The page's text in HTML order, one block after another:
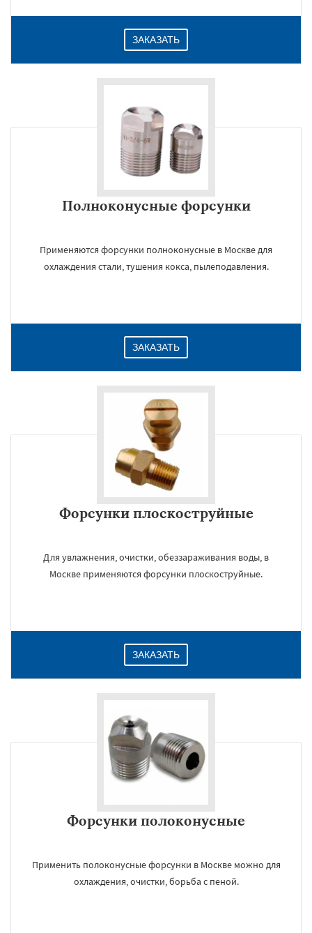
ЗАКАЗАТЬ
Полноконусные форсунки
Применяются форсунки полноконусные в Москве для
охлаждения стали, тушения кокса, пылеподавления.
ЗАКАЗАТЬ
Форсунки плоскоструйные
Для увлажнения, очистки, обеззараживания воды, в
Москве применяются форсунки плоскоструйные.
ЗАКАЗАТЬ
Форсунки полоконусные
Применить полоконусные форсунки в Москве можно для
охлаждения, очистки, борьба с пеной.